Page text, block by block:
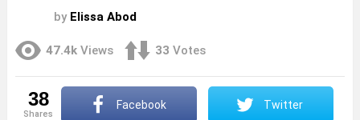
by Elissa Abod
47.4k Views 33 Votes
38
shares
Facebook Twitter